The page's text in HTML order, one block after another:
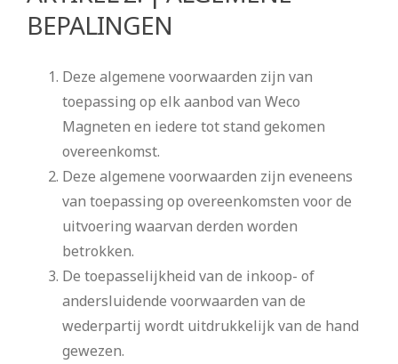
BEPALINGEN
Deze algemene voorwaarden zijn van
toepassing op elk aanbod van Weco
Magneten en iedere tot stand gekomen
overeenkomst.
Deze algemene voorwaarden zijn eveneens
van toepassing op overeenkomsten voor de
uitvoering waarvan derden worden
betrokken.
De toepasselijkheid van de inkoop- of
andersluidende voorwaarden van de
wederpartij wordt uitdrukkelijk van de hand
gewezen.